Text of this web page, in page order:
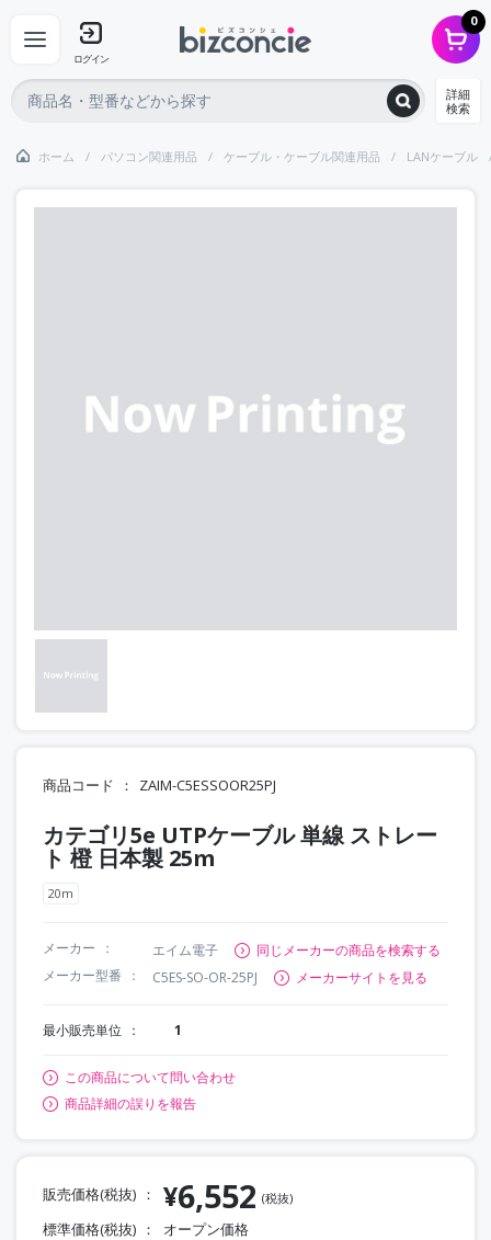
ログイン
0
詳細
検索
ホーム パソコン関連用品 ケーブル・ケーブル関連用品 LANケーブル
商品コード ZAIM-C5ESSOOR25PJ
カテゴリ5e UTPケーブル 単線 ストレー
ト 橙 日本製 25m
20m
メーカー エイム電子
同じメーカーの商品を検索する
メーカー型番
C5ES-SO-OR-25PJ メーカーサイトを見る
最小販売単位 1
この商品について問い合わせ
商品詳細の誤りを報告
販売価格(税抜) ¥6,552 (税抜)
標準価格(税抜) オープン価格